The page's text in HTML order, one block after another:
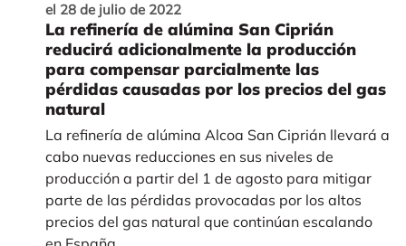
el 28 de julio de 2022
La refinería de alúmina San Ciprián
reducirá adicionalmente la producción
para compensar parcialmente las
pérdidas causadas por los precios del gas
natural
La refinería de alúmina Alcoa San Ciprián llevará a
cabo nuevas reducciones en sus niveles de
producción a partir del 1 de agosto para mitigar
parte de las pérdidas provocadas por los altos
precios del gas natural que continúan escalando